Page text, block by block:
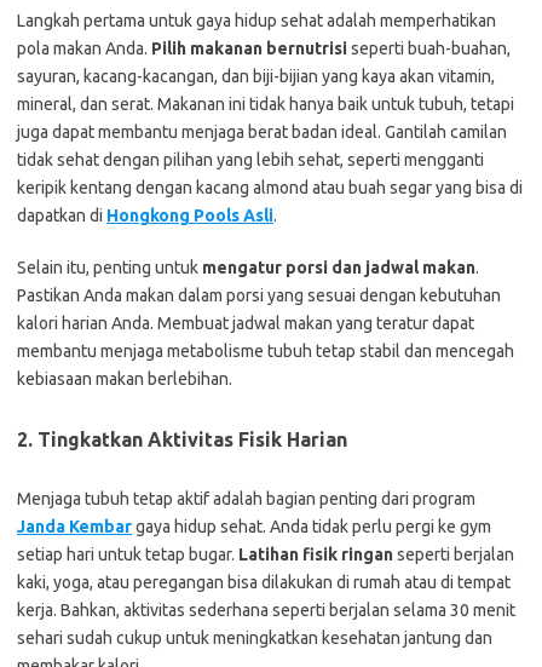
Langkah pertama untuk gaya hidup sehat adalah memperhatikan
pola makan Anda. Pilih makanan bernutrisiseperti buah-buahan,
sayuran, kacang-kacangan, dan biji-bijian yang kaya akan vitamin,
mineral, dan serat. Makanan ini tidak hanya baik untuk tubuh, tetapi
juga dapat membantu menjaga berat badan ideal. Gantilah camilan
tidak sehat dengan pilihan yang lebih sehat, seperti mengganti
keripik kentang dengan kacang almond atau buah segar yang bisa di
dapatkan di Hongkong Pools Asli.
Selain itu, penting untuk mengatur porsi dan jadwal makan.
Pastikan Anda makan dalam porsi yang sesuai dengan kebutuhan
kalori harian Anda. Membuat jadwal makan yang teratur dapat
membantu menjaga metabolisme tubuh tetap stabil dan mencegah
kebiasaan makan berlebihan.
2. Tingkatkan Aktivitas Fisik Harian
Menjaga tubuh tetap aktif adalah bagian penting dari program
Janda Kembargaya hidup sehat. Anda tidak perlu pergi ke gym
setiap hari untuk tetap bugar. Latihan fisik ringanseperti berjalan
kaki, yoga, atau peregangan bisa dilakukan di rumah atau di tempat
kerja. Bahkan, aktivitas sederhana seperti berjalan selama 30 menit
sehari sudah cukup untuk meningkatkan kesehatan jantung dan